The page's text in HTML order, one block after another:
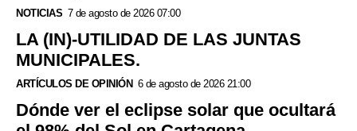
NOTICIAS 7 de agosto de 2026 07:00
LA (IN)-UTILIDAD DE LAS JUNTAS
MUNICIPALES.
ARTÍCULOS DE OPINIÓN 6 de agosto de 2026 21:00
Dónde ver el eclipse solar que ocultará